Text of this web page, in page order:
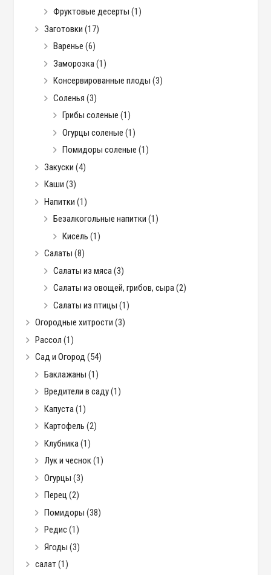
Фруктовые десерты (1)
Заготовки (17)
Варенье (6)
Заморозка(1)
Консервированные плоды (3)
Соленья (3)
Грибы соленые (1)
Огурцы соленые (1)
Помидоры соленые (1)
Закуски (4)
Каши (3)
Напитки (1)
Безалкогольные напитки (1)
Кисель (1)
Салаты (8)
Салаты из мяса(3)
Салаты из овощей, грибов, сыра(2)
Салаты из птицы (1)
Огородные хитрости (3)
Рассол (1)
Сад и Огород (54)
Баклажаны (1)
Вредители в саду(1)
Капуста(1)
Картофель (2)
Клубника(1)
Лук и чеснок(1)
Огурцы (3)
Перец (2)
Помидоры (38)
Редис(1)
Ягоды (3)
салат(1)